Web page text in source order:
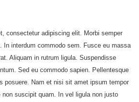
consectetur adipiscing elit. Morbi semper
In interdum commodo sem. Fusce eu massa
Aliquam in rutrum ligula. Suspendisse
Sed eu commodo sapien. Pellentesque
posuere. Nam et nisi sit amet ipsum tempor
suscipit quam. In vel ligula non justo